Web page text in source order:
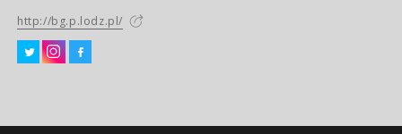
http://bg.p.lodz.pl/